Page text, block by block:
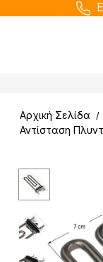
Αρχική Σελίδα /
Αντίσταση